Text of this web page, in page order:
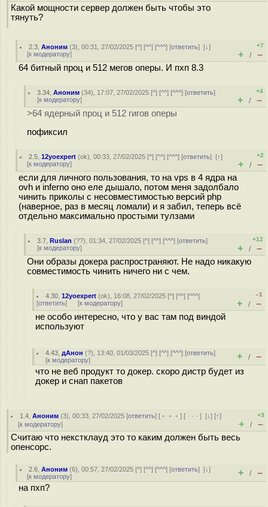
Какой мощности сервер должен быть чтобы это
тянуть?
2.3 ,Аноним (3), 00:31, 27/02/2025 [^] [^^] [^^^] [ответить][↓]
[к модератору]
+7
+ / –
64 битный проц и 512 мегов оперы. И пхп 8.3
3.34 ,Аноним (34), 17:07, 27/02/2025 [^] [^^] [^^^] [ответить]
[к модератору]
+4
+ / –
>64 ядерный проц и 512 гигов оперы
пофиксил
2.5 ,12yoexpert (ok), 00:33, 27/02/2025 [^] [^^] [^^^] [ответить][↑]
[к модератору]
+2
+ / –
если для личного пользования, то на vps в 4 ядра на
ovh и inferno оно еле дышало, потом меня задолбало
чинить приколы с несовместимостью версий php
(наверное, раз в месяц ломали) и я забил, теперь всё
отдельно максимально простыми тулзами
3.7 ,Ruslan (??), 01:34, 27/02/2025 [^] [^^] [^^^] [ответить]
[к модератору]
+12
+ / –
Они образы докера распространяют. Не надо никакую
совместимость чинить ничего ни с чем.
4.30 ,12yoexpert (ok), 16:08, 27/02/2025 [^] [^^] [^^^]
[ответить] [к модератору]
–1
+ / –
не особо интересно, что у вас там под виндой
используют
4.43 дАнон (?), 13:40, 01/03/2025 [^] [^^] [^^^] [ответить]
[к модератору] + / –
что не веб продукт то докер. скоро дистр будет из
докер и снап пакетов
1.4 ,Аноним (3), 00:33, 27/02/2025 [ответить] [ ﹢﹢﹢] [ · · ·][↓] [↑]
[к модератору]
+3
+ / –
Считаю что некстклауд это то каким должен быть весь
опенсорс.
2.6 ,Аноним (6), 00:57, 27/02/2025 [^] [^^] [^^^] [ответить][↓]
[к модератору] + / –
на пхп?